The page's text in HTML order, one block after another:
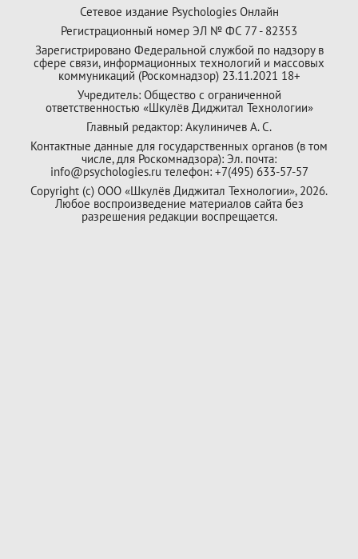
Сетевое издание Psychologies Онлайн
Регистрационный номер ЭЛ № ФС 77 - 82353
Зарегистрировано Федеральной службой по надзору в
сфере связи, информационных технологий и массовых
коммуникаций (Роскомнадзор) 23.11.2021 18+
Учредитель: Общество с ограниченной
ответственностью «Шкулёв Диджитал Технологии»
Главный редактор: Акулиничев А. С.
Контактные данные для государственных органов (в том
числе, для Роскомнадзора): Эл. почта:
info@psychologies.ru телефон: +7(495) 633-57-57
Copyright (с) ООО «Шкулёв Диджитал Технологии», 2026.
Любое воспроизведение материалов сайта без
разрешения редакции воспрещается.